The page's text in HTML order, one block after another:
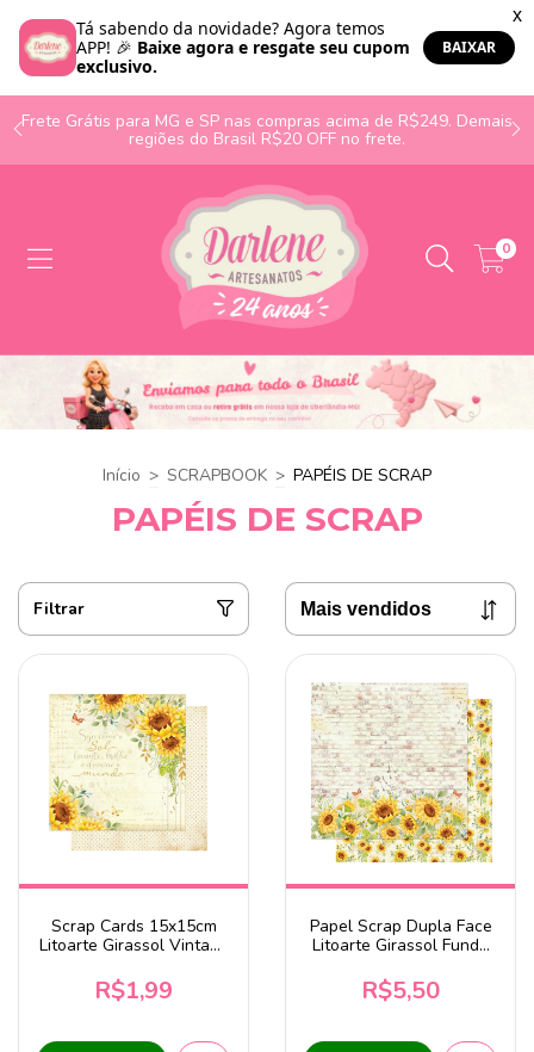
Frete Grátis para MG e SP nas compras acima de R$249. Demais
regiões do Brasil R$20 OFF no frete.
0
Início > SCRAPBOOK > PAPÉIS DE SCRAP
PAPÉIS DE SCRAP
Filtrar
Scrap Cards 15x15cm
Litoarte Girassol Vintage
R$1,99
Papel Scrap Dupla Face
Litoarte Girassol Fundo
R$5,50